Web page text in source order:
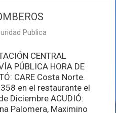
Publica
SUBDIRECCIÓN
CENTRAL
PÚBLICA HORA DE
CARE Costa Norte.
en el restaurante el
Diciembre ACUDIÓ:
Palomera, Maximino